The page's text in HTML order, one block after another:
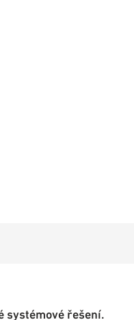
systémové řešení.